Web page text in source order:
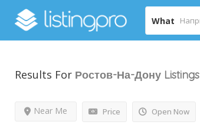
What
Results For Ростов-На-Дону Listings
Price Open Now
Near Me